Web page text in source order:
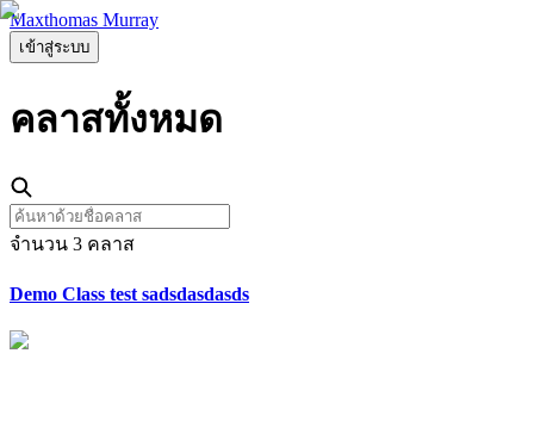
Maxthomas Murray
เข้าสู่ระบบ
คลาสทั้งหมด
จำนวน 3 คลาส
Demo Class test sadsdasdasds